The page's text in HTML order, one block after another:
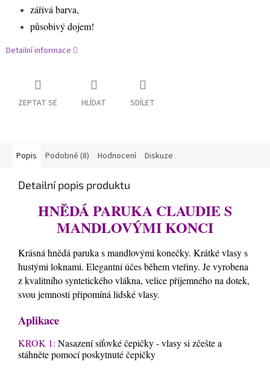
zářivá barva,
působivý dojem!
Detailní informace
ZEPTAT SE HLÍDAT SDÍLET
Popis Podobné (8) Hodnocení Diskuze
Detailní popis produktu
HNĚDÁ PARUKA CLAUDIE S
MANDLOVÝMI KONCI
Krásná hnědá paruka s mandlovými konečky. Krátké vlasy s
hustými loknami. Elegantní účes během vteřiny. Je vyrobena
z kvalitního syntetického vlákna, velice příjemného na dotek,
svou jemností připomíná lidské vlasy.
Aplikace
KROK 1: Nasazení síťovké čepičky - vlasy si zčešte a
stáhněte pomocí poskytnuté čepičky